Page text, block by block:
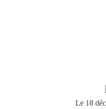
Le 18